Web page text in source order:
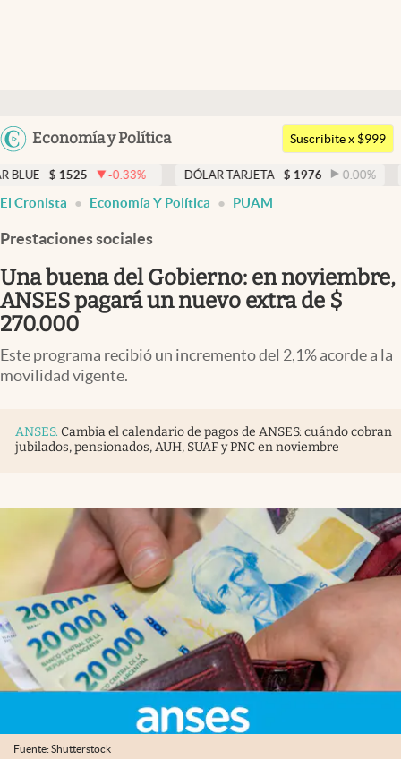
Argentina
Uruguay
Economía y Política
Members
Economía y Política
Finanzas y Mercados
Mercados Online
Negocios
Columnistas
Apertura
Clase
Mundial 2026
Eventos Corporativos
El Cronista Studio
Mediakit
abre en nueva pestaña
Argentina
Suscribite x $999
-0.33% DÓLAR TARJETA $ 1976 0.00 % DÓLAR
El Cronista Economía Y Política PUAM
Prestaciones sociales
Una buena del Gobierno: en noviembre,
ANSES pagará un nuevo extra de $
270.000
Este programa recibió un incremento del 2,1% acorde a la
movilidad vigente.
ANSES. Cambia el calendario de pagos de ANSES: cuándo cobran
jubilados, pensionados, AUH, SUAF y PNC en noviembre
Fuente: Shutterstock